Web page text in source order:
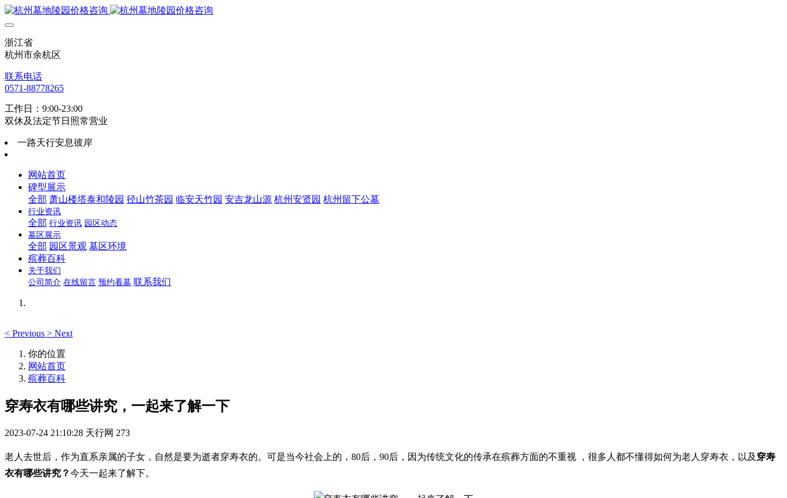
浙江省
杭州市余杭区
联系电话
0571-88778265
工作日：9:00-23:00
双休及法定节日照常营业
一路天行安息彼岸
网站首页
碑型展示
全部 萧山楼塔泰和陵园 径山竹茶园 临安天竹园 安吉龙山源 杭州安贤园 杭州留下公墓
行业资讯
全部 行业资讯 园区动态
墓区展示
全部 园区景观 墓区环境
殡葬百科
关于我们
公司简介 在线留言 预约看墓 联系我们
< Previous > Next
你的位置
网站首页
殡葬百科
穿寿衣有哪些讲究，一起来了解一下
2023-07-24 21:10:28 天行网 273
老人去世后，作为直系亲属的子女，自然是要为逝者穿寿衣的。可是当今社会上的，80后，90后，因为传统文化的传承在殡葬方面的不重视 ，很多人都不懂得如何为老人穿寿衣，以及 穿寿
衣有哪些讲究？今天一起来了解下。